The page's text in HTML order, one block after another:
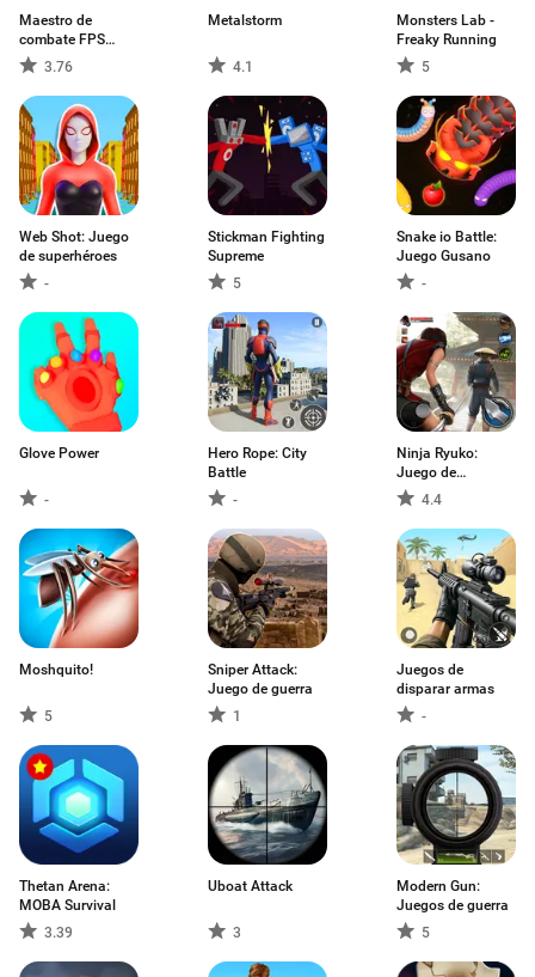
Maestro de
combate FPS
móvil3.76
Metalstorm
4.1
Monsters Lab -
Freaky Running
5
Web Shot: Juego
de superhéroes
-
Stickman Fighting
Supreme
5
Snake io Battle:
Juego Gusano
-
Glove Power
-
Hero Rope: City
Battle
-
Ninja Ryuko:
Juego de
Sombras
4.4
Moshquito!
5
Sniper Attack:
Juego de guerra
1
Juegos de
disparar armas
-
Thetan Arena:
MOBA Survival
3.39
Uboat Attack
3
Modern Gun:
Juegos de guerra
5